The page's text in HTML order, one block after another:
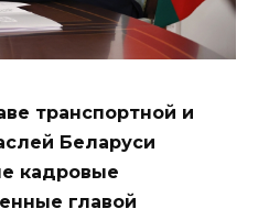
транспортной и
Беларуси
кадровые
главой